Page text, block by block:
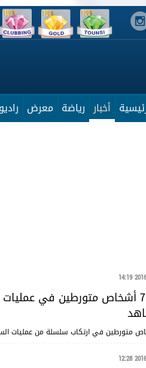
أخبار رياضة معرض راديو
2016/
تونس : ايقاف 7 أشخاص متورطين في
2016/